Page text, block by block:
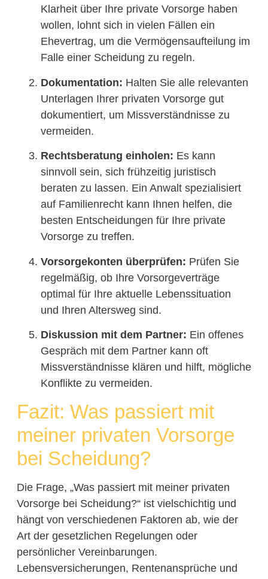
Klarheit über Ihre private Vorsorge haben
wollen, lohnt sich in vielen Fällen ein
Ehevertrag, um die Vermögensaufteilung im
Falle einer Scheidung zu regeln.
Dokumentation: Halten Sie alle relevanten
Unterlagen Ihrer privaten Vorsorge gut
dokumentiert, um Missverständnisse zu
vermeiden.
Rechtsberatung einholen: Es kann
sinnvoll sein, sich frühzeitig juristisch
beraten zu lassen. Ein Anwalt spezialisiert
auf Familienrecht kann Ihnen helfen, die
besten Entscheidungen für Ihre private
Vorsorge zu treffen.
Vorsorgekonten überprüfen: Prüfen Sie
regelmäßig, ob Ihre Vorsorgeverträge
optimal für Ihre aktuelle Lebenssituation
und Ihren Altersweg sind.
Diskussion mit dem Partner: Ein offenes
Gespräch mit dem Partner kann oft
Missverständnisse klären und hilft, mögliche
Konflikte zu vermeiden.
Fazit: Was passiert mit
meiner privaten Vorsorge
bei Scheidung?
Die Frage, „Was passiert mit meiner privaten
Vorsorge bei Scheidung?“ ist vielschichtig und
hängt von verschiedenen Faktoren ab, wie der
Art der gesetzlichen Regelungen oder
persönlicher Vereinbarungen.
Lebensversicherungen, Rentenansprüche und